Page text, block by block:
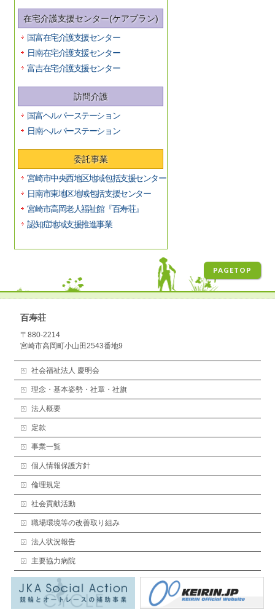
在宅介護支援センター(ケアプラン)
国富在宅介護支援センター
日南在宅介護支援センター
富吉在宅介護支援センター
訪問介護
国富ヘルパーステーション
日南ヘルパーステーション
委託事業
宮崎市中央西地区地域包括支援センター
日南市東地区地域包括支援センター
宮崎市高岡老人福祉館『百寿荘』
認知症地域支援推進事業
PAGETOP
百寿荘
〒880-2214
宮崎市高岡町小山田2543番地9
社会福祉法人 慶明会
理念・基本姿勢・社章・社旗
法人概要
定款
事業一覧
個人情報保護方針
倫理規定
社会貢献活動
職場環境等の改善取り組み
法人状況報告
主要協力病院